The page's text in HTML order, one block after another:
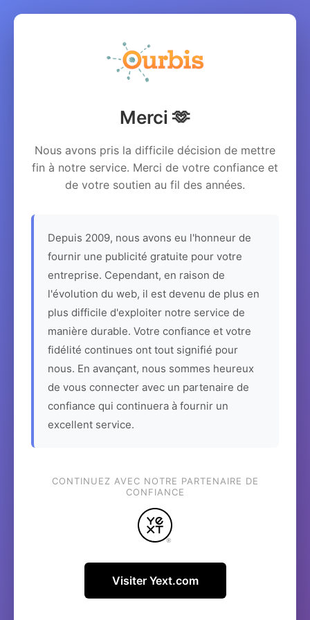
Merci 🫶
Nous avons pris la difficile décision de mettre
fin à notre service. Merci de votre confiance et
de votre soutien au fil des années.
Depuis 2009, nous avons eu l'honneur de
fournir une publicité gratuite pour votre
entreprise. Cependant, en raison de
l'évolution du web, il est devenu de plus en
plus difficile d'exploiter notre service de
manière durable. Votre confiance et votre
fidélité continues ont tout signifié pour
nous. En avançant, nous sommes heureux
de vous connecter avec un partenaire de
confiance qui continuera à fournir un
excellent service.
CONTINUEZ AVEC NOTRE PARTENAIRE DE
CONFIANCE
Visiter Yext.com